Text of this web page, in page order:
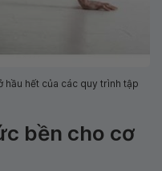
hầu hết của các quy trình tập
bền cho cơ